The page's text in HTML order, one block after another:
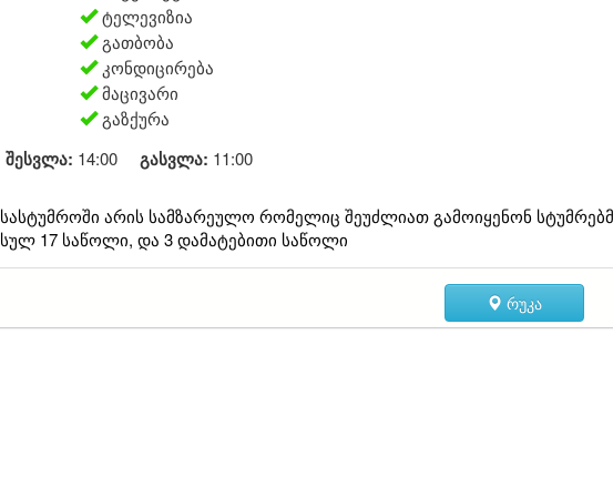
ტელევიზია
გათბობა
კონდიცირება
მაცივარი
გაზქურა
შესვლა: 14:00 გასვლა: 11:00
სასტუმროში არის სამზარეულო რომელიც შეუძლიათ გამოიყენონ
სულ 17 საწოლი, და 3 დამატებითი საწოლი
რუკა